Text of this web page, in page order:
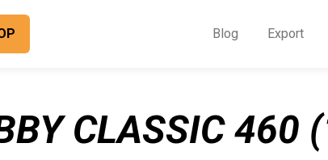
Blog Export
CLASSIC 460